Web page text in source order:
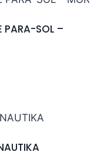
PARA-SOL –